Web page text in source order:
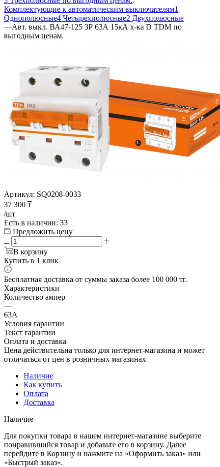
Комплектующие к автоматическим выключателям1
Однополюсные4 Четырехполюсные2 Двухполюсные
—Авт. выкл. ВА47-125 3Р 63А 15кА х-ка D TDM по
выгодным ценам.
Артикул: SQ0208-0033
37 300 ₸
/шт
Есть в наличии: 33
Предложить цену
В корзину
Купить в 1 клик
Бесплатная доставка от суммы заказа более 100 000 тг.
Характеристики
Количество ампер
—
63А
Условия гарантии
Текст гарантии
Оплата и доставка
Цена действительна только для интернет-магазина и может
отличаться от цен в розничных магазинах
Наличие
Как купить
Оплата
Доставка
Наличие
Для покупки товара в нашем интернет-магазине выберите
понравившийся товар и добавьте его в корзину. Далее
перейдите в Корзину и нажмите на «Оформить заказ» или
«Быстрый заказ».